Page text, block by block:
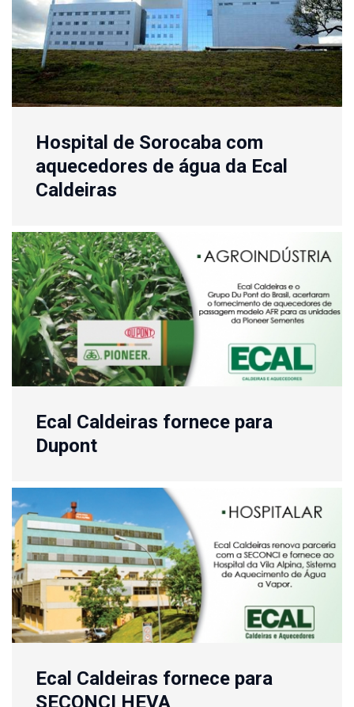
Hospital de Sorocaba com
aquecedores de água da Ecal
Caldeiras
Ecal Caldeiras fornece para
Dupont
Ecal Caldeiras fornece para
SECONCI HEVA